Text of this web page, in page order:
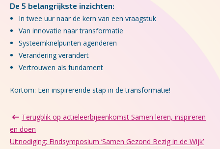
De 5 belangrijkste inzichten:
In twee uur naar de kern van een vraagstuk
Van innovatie naar transformatie
Systeemknelpunten agenderen
Verandering verandert
Vertrouwen als fundament
Kortom: Een inspirerende stap in de transformatie!
Terugblik op actieleerbijeenkomst Samen leren, inspireren
en doen
Uitnodiging: Eindsymposium ‘Samen Gezond Bezig in de Wijk’